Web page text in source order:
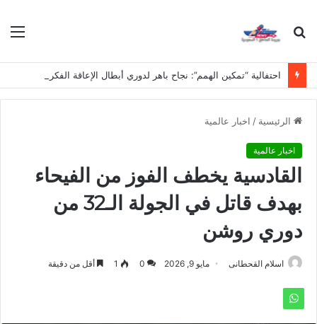
بحث
الرئيسية / اخبار عالمية
اخبار عالمية
القادسية يخطف الفوز من الفيحاء
بهدف قاتل في الجولة الـ32 من
دوري روشن
اسلام القحطانى مايو 9, 2026 0
1 أقل من دقيقة